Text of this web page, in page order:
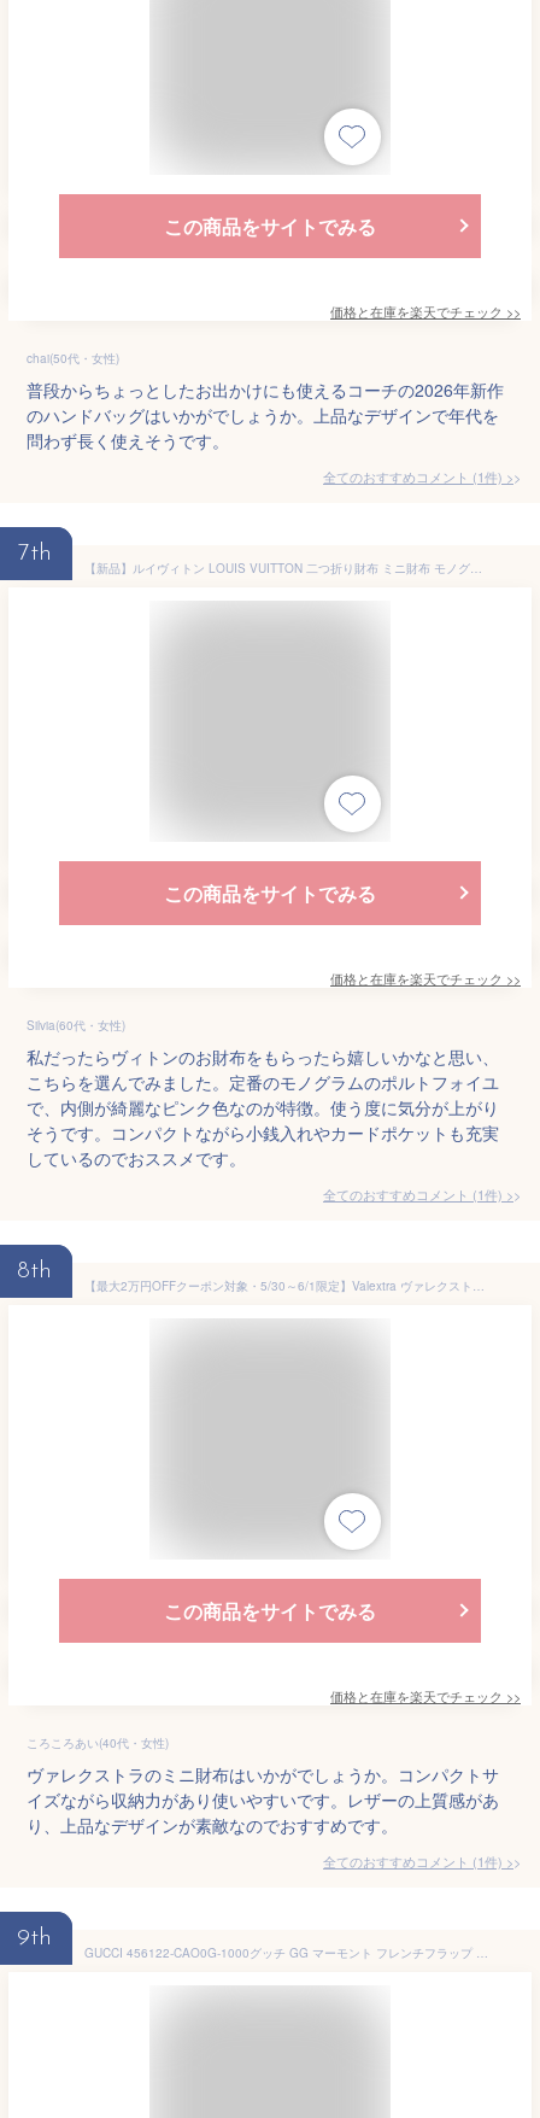
この商品をサイトでみる
価格と在庫を楽天でチェック >>
chai(50代・女性)
普段からちょっとしたお出かけにも使えるコーチの2026年新作
のハンドバッグはいかがでしょうか。上品なデザインで年代を
問わず長く使えそうです。
全てのおすすめコメント (1件) >
7th
【新品】ルイヴィトン LOUIS VUITTON 二つ折り財布 ミニ財布 モノグラム ポルトフォイユ リサ M25692 ウジェニーピンク
この商品をサイトでみる
価格と在庫を楽天でチェック >>
Silvia(60代・女性)
私だったらヴィトンのお財布をもらったら嬉しいかなと思い、
こちらを選んでみました。定番のモノグラムのポルトフォイユ
で、内側が綺麗なピンク色なのが特徴。使う度に気分が上がり
そうです。コンパクトながら小銭入れやカードポケットも充実
しているのでおススメです。
全てのおすすめコメント (1件) >
8th
【最大2万円OFFクーポン対象・5/30～6/1限定】Valextra ヴァレクストラ 二つ折り財布 SGNL0008028LOCWF99 レディース レザー ミニ財布 カラー3色
この商品をサイトでみる
価格と在庫を楽天でチェック >>
ころころあい(40代・女性)
ヴァレクストラのミニ財布はいかがでしょうか。コンパクトサ
イズながら収納力があり使いやすいです。レザーの上質感があ
り、上品なデザインが素敵なのでおすすめです。
全てのおすすめコメント (1件) >
9th
GUCCI 456122-CAO0G-1000グッチ GG マーモント フレンチフラップ ウォレットWホック（三折）財布テクスチャードレザーブラック×ゴールド